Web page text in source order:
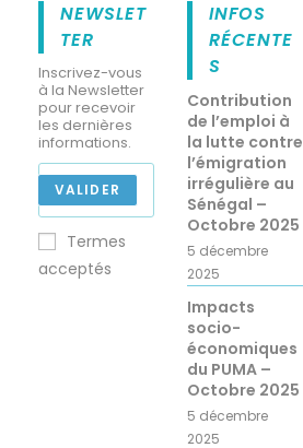
NEWSLET
TER
Inscrivez-vous
à la Newsletter
pour recevoir
les dernières
informations.
VALIDER
Termes
acceptés
INFOS
RÉCENTE
S
Contribution
de l’emploi à
la lutte contre
l’émigration
irrégulière au
Sénégal –
Octobre 2025
5 décembre
2025
Impacts
socio-
économiques
du PUMA –
Octobre 2025
5 décembre
2025